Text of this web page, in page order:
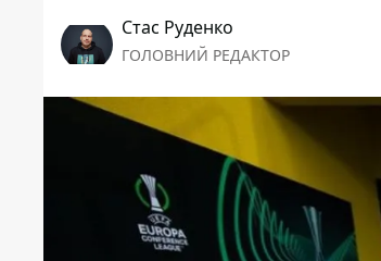
Стас Руденко
ГОЛОВНИЙ РЕДАКТОР